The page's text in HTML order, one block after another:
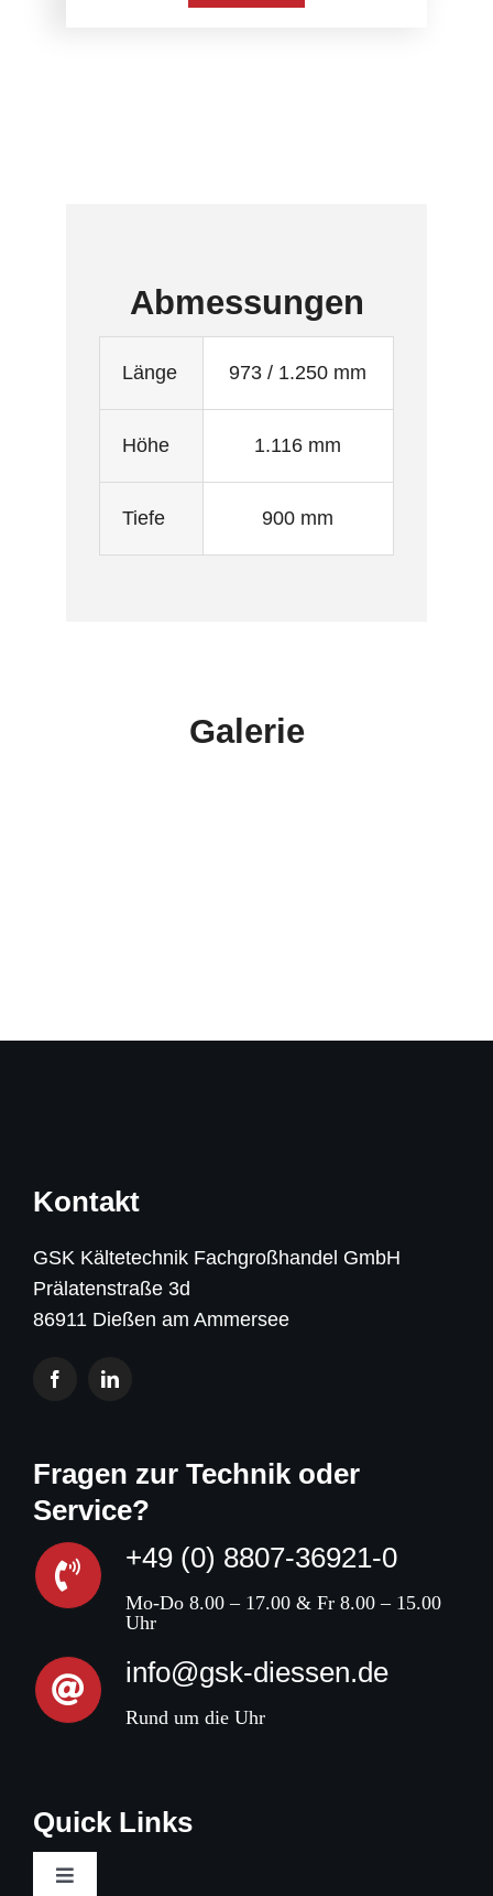
Abmessungen
Länge 973 / 1.250 mm
Höhe 1.116 mm
Tiefe 900 mm
Galerie
Kontakt
GSK Kältetechnik Fachgroßhandel GmbH
Prälatenstraße 3d
86911 Dießen am Ammersee
Fragen zur Technik oder
Service?
+49 (0) 8807-36921-0
Mo-Do 8.00 – 17.00 & Fr 8.00 – 15.00
Uhr
info@gsk-diessen.de
Rund um die Uhr
Quick Links
Toggle